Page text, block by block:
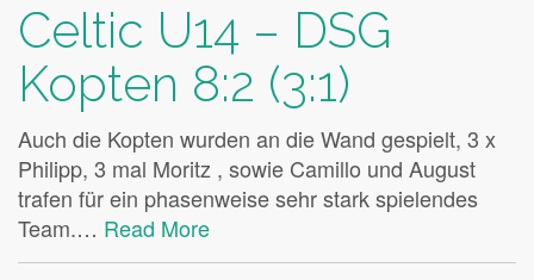
Celtic U14 – DSG
Kopten 8:2 (3:1)
Auch die Kopten wurden an die Wand gespielt, 3 x
Philipp, 3 mal Moritz , sowie Camillo und August
trafen für ein phasenweise sehr stark spielendes
Team.… Read More